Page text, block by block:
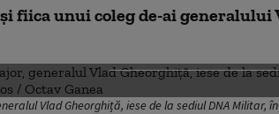
fiica unui coleg de-ai generalului
Vlad Gheorghiță, iese de la sediul DNA Militar,